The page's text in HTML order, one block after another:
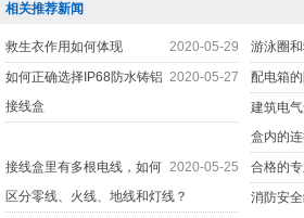
相关推荐新闻
2020-05-29
救生衣作用如何体现
游泳圈
2020-05-27
如何正确选择IP68防水铸铝
接线盒
配电箱
建筑电
盒内的
2020-05-25
接线盒里有多根电线，如何
区分零线、火线、地线和灯线？
合格的
消防安